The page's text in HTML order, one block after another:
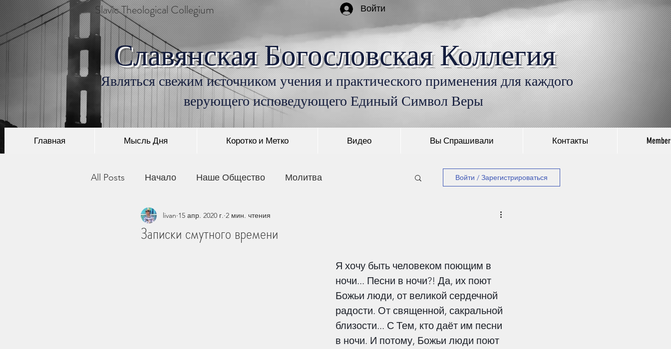
Войти
Slavic Theological Collegium Войти
Славянская Богословская Коллегия
Являться свежим источником учения и практического применения для каждого
верующего исповедующего Единый Символ Веры
Главная Мысль Дня Коротко и Метко Видео Вы Спрашивали Контакты
All Posts Начало Наше Общество Молитва
История Христианства Монашество
Деньги
Библия
Войти / Зарегистрироваться
Записки смутного времени
livan 15 апр. 2020 г. 2 мин. чтения
Я хочу быть человеком поющим в
ночи... Песни в ночи?! Да, их поют
Божьи люди, от великой сердечной
радости. От священной, сакральной
близости... С Тем, кто даёт им песни
в ночи. И потому, Божьи люди поют